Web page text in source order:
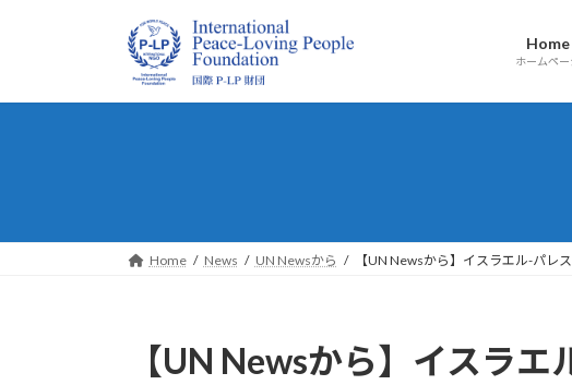
プ
動
Home
ホームペー
Home News UN Newsから 【UN Newsから】イスラエル-パレ
【UN Newsから】イスラ